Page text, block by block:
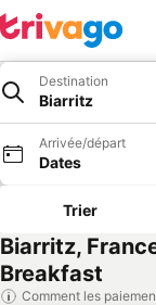
Destination
Biarritz
Arrivée/départ
Dates
Trier
Biarritz,
Breakfast
Comment les